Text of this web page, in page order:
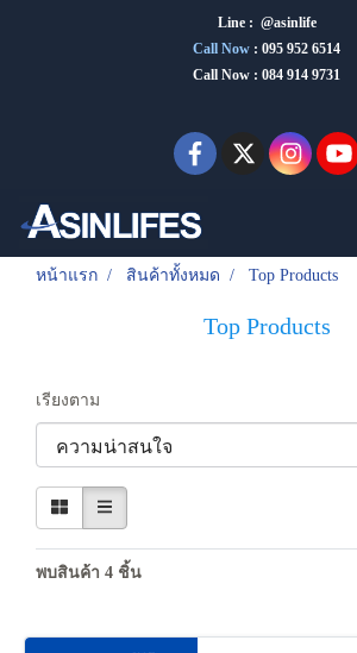
Line : @asinlife
Call Now : 095 952 6514
Call Now : 084 914 9731
หน้าแรก สินค้าทั้งหมด Top Products
Top Products
เรียงตาม
พบสินค้า 4 ชิ้น